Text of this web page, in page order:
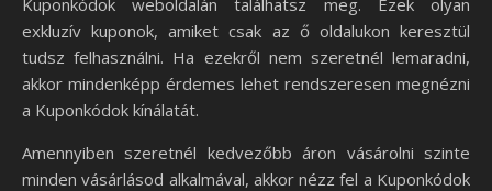
Kuponkódok weboldalán találhatsz meg. Ezek olyan
exkluzív kuponok, amiket csak az ő oldalukon keresztül
tudsz felhasználni. Ha ezekről nem szeretnél lemaradni,
akkor mindenképp érdemes lehet rendszeresen megnézni
a Kuponkódok kínálatát.
Amennyiben szeretnél kedvezőbb áron vásárolni szinte
minden vásárlásod alkalmával, akkor nézz fel a Kuponkódok